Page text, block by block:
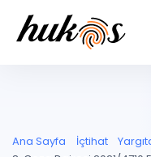
Blog
Ana Sayfa İçtihat